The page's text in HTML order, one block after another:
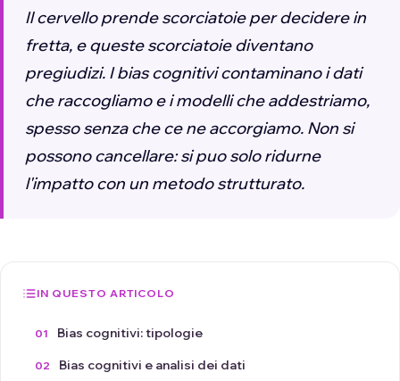
Il cervello prende scorciatoie per decidere in
fretta, e queste scorciatoie diventano
pregiudizi. I bias cognitivi contaminano i dati
che raccogliamo e i modelli che addestriamo,
spesso senza che ce ne accorgiamo. Non si
possono cancellare: si puo solo ridurne
l'impatto con un metodo strutturato.
IN QUESTO ARTICOLO
Bias cognitivi: tipologie
Bias cognitivi e analisi dei dati